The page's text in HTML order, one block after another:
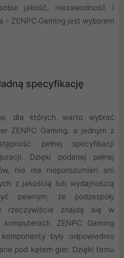
jakość, niezawodność i
- ZENPC Gaming jest wyborem
specyfikację
dla których warto wybrać
ZENPC Gaming, a jednym z
pełnej specyfikacji
Dzięki podanej pełnej
nie ma nieporozumień ani
z jakością lub wydajnością
pewnym, że podzespoły
rzeczywiście znajdą się w
ZENPC Gaming
były odpowiednio
pod kątem gier. Dzięki temu